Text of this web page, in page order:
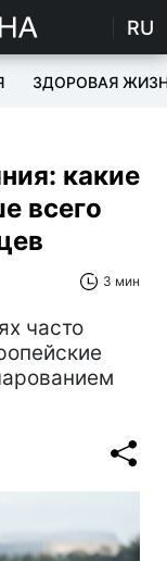
RU
ЗДОРОВАЯ
какие
всего
3 мин
часто